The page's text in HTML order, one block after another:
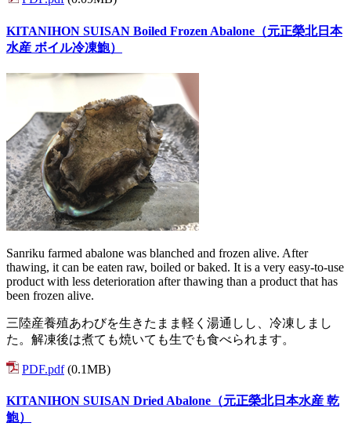
KITANIHON SUISAN Boiled Frozen Abalone（元正榮北日本
水産 ボイル冷凍鮑）
Sanriku farmed abalone was blanched and frozen alive. After
thawing, it can be eaten raw, boiled or baked. It is a very easy-to-use
product with less deterioration after thawing than a product that has
been frozen alive.
三陸産養殖あわびを生きたまま軽く湯通しし、冷凍しまし
た。解凍後は煮ても焼いても生でも食べられます。
PDF.pdf (0.1MB)
KITANIHON SUISAN Dried Abalone（元正榮北日本水産 乾
鮑）